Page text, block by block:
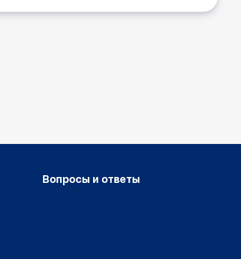
Вопросы и ответы